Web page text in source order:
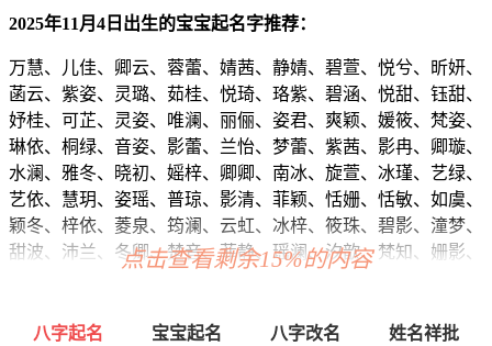
2025年11月4日出生的宝宝起名字推荐：
万慧、儿佳、卿云、蓉蕾、婧茜、静婧、碧萱、悦兮、昕妍、
菡云、紫姿、灵璐、茹桂、悦琦、珞紫、碧涵、悦甜、钰甜、
妤桂、可芷、灵姿、唯澜、丽俪、姿君、爽颖、媛筱、梵姿、
琳依、桐绿、音姿、影蕾、兰怡、梦蕾、紫茜、影冉、卿璇、
水澜、雅冬、晓初、媱梓、卿卿、南冰、旋萱、冰瑾、艺绿、
艺依、慧玥、姿瑶、普琼、影清、菲颖、恬姗、恬敏、如虞、
颖冬、梓依、菱泉、筠澜、云虹、冰梓、筱珠、碧影、潼梦、
甜波、沛兰、冬卿、楚音、菲静、瑶澜、汐歆、梵知、姗影、
璇夜、歆丽、玥婷、梓蓉、姿丽、恬悦、真珠、芊丽、如昊、
点击查看剩余15%的内容
八字起名 宝宝起名 八字改名 姓名祥批